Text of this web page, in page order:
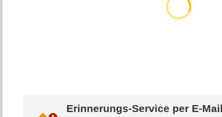
Erinnerungs-Service per E-